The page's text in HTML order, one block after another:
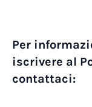
Per
iscrivere al
contattaci: